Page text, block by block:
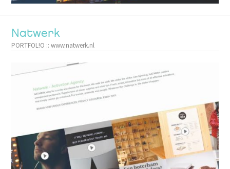
Natwerk
PORTFOL!O :: www.natwerk.nl